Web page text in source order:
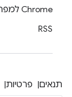
Chrome למפתחים ב-LinkedIn
RSS
תנאים פרטיות